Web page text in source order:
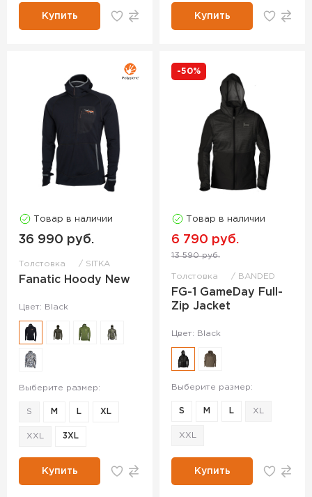
Купить Купить
Товар в наличии
36 990 руб.
Толстовка SITKA
Fanatic Hoody New
Цвет: Black
Выберите размер:
S M L XL
XXL 3XL
Купить
-50%
Товар в наличии
6 790 руб.
13 590 руб.
Толстовка BANDED
FG-1 GameDay Full-
Zip Jacket
Цвет: Black
Выберите размер:
S M L XL
XXL
Купить